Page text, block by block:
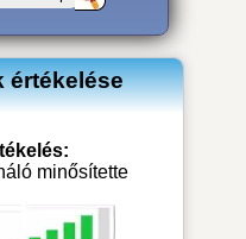
értékelése
minősítette